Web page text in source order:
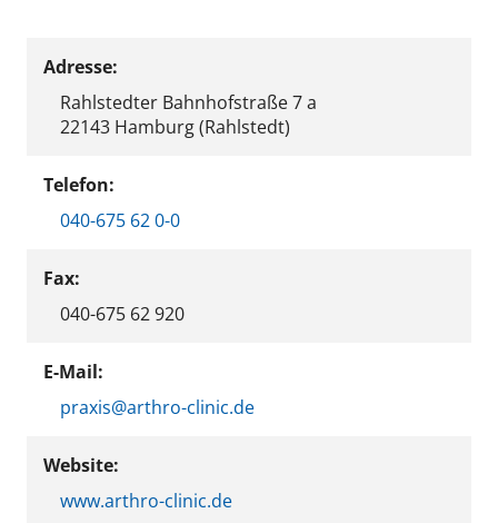
Adresse:
Rahlstedter Bahnhofstraße 7 a
22143 Hamburg (Rahlstedt)
Telefon:
040-675 62 0-0
Fax:
040-675 62 920
E-Mail:
praxis@arthro-clinic.de
Website:
www.arthro-clinic.de